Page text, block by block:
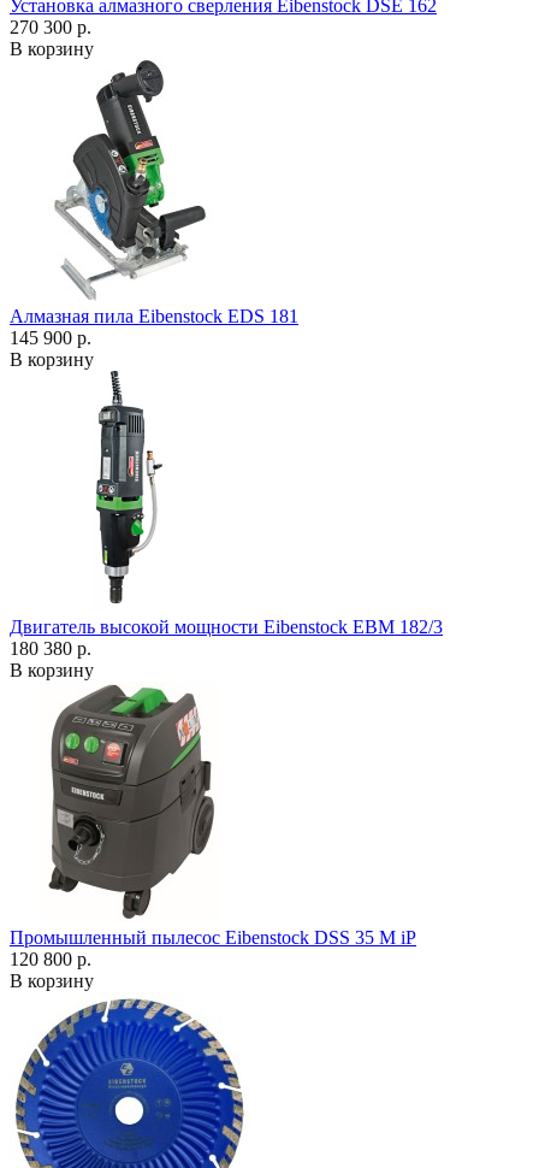
Установка алмазного сверления Eibenstock DSE 162
270 300 р.
В корзину
Алмазная пила Eibenstock EDS 181
145 900 р.
В корзину
Двигатель высокой мощности Eibenstock EBM 182/3
180 380 р.
В корзину
Промышленный пылесос Eibenstock DSS 35 M iP
120 800 р.
В корзину